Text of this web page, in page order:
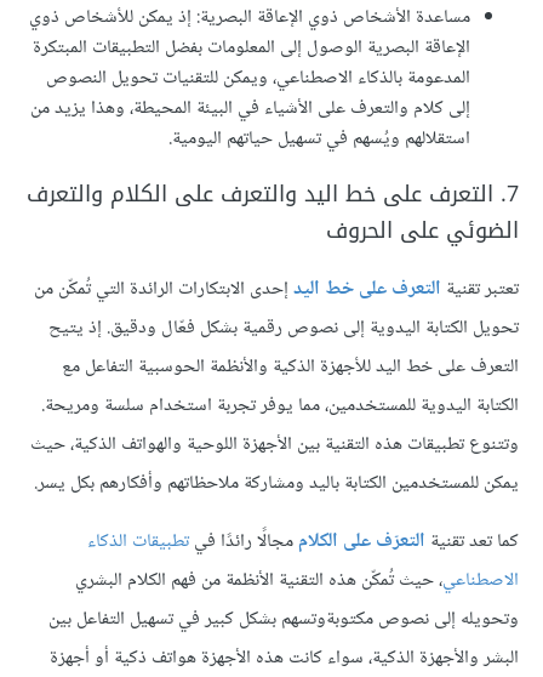
مساعدة الأشخاص ذوي الإعاقة البصرية: إذ يمكن للأشخاص ذوي
الإعاقة البصرية الوصول إلى المعلومات بفضل التطبيقات المبتكرة
المدعومة بالذكاء الاصطناعي، ويمكن للتقنيات تحويل النصوص
إلى كلام والتعرف على الأشياء في البيئة المحيطة، وهذا يزيد من
استقلالهم ويُسهم في تسهيل حياتهم اليومية.
7. التعرف على خط اليد والتعرف على الكلام والتعرف
الضوئي على الحروف
تعتبر تقنية التعرف على خط اليدإحدى الابتكارات الرائدة التي تُمكّن من
تحويل الكتابة اليدوية إلى نصوص رقمية بشكل فعّال ودقيق. إذ يتيح
التعرف على خط اليد للأجهزة الذكية والأنظمة الحوسبية التفاعل مع
الكتابة اليدوية للمستخدمين، مما يوفر تجربة استخدام سلسة ومريحة.
وتتنوع تطبيقات هذه التقنية بين الأجهزة اللوحية والهواتف الذكية، حيث
يمكن للمستخدمين الكتابة باليد ومشاركة ملاحظاتهم وأفكارهم بكل يسر.
كما تعد تقنية التعرّف على الكلاممجالًا رائدًا فيتطبيقات الذكاء
الاصطناعي، حيث تُمكّن هذه التقنية الأنظمة من فهم الكلام البشري
وتحويله إلى نصوص مكتوبةوتسهم بشكل كبير في تسهيل التفاعل بين
البشر والأجهزة الذكية، سواء كانت هذه الأجهزة هواتف ذكية أو أجهزة